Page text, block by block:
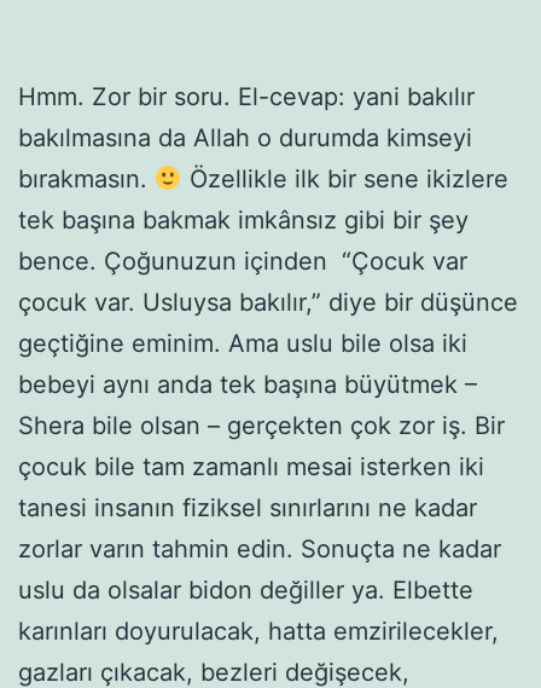
Hmm. Zor bir soru. El-cevap: yani bakılır
bakılmasına da Allah o durumda kimseyi
bırakmasın.
Özellikle ilk bir sene ikizlere
tek başına bakmak imkânsız gibi bir şey
bence. Çoğunuzun içinden “Çocuk var
çocuk var. Usluysa bakılır,” diye bir düşünce
geçtiğine eminim. Ama uslu bile olsa iki
bebeyi aynı anda tek başına büyütmek –
Shera bile olsan – gerçekten çok zor iş. Bir
çocuk bile tam zamanlı mesai isterken iki
tanesi insanın fiziksel sınırlarını ne kadar
zorlar varın tahmin edin. Sonuçta ne kadar
uslu da olsalar bidon değiller ya. Elbette
karınları doyurulacak, hatta emzirilecekler,
gazları çıkacak, bezleri değişecek,